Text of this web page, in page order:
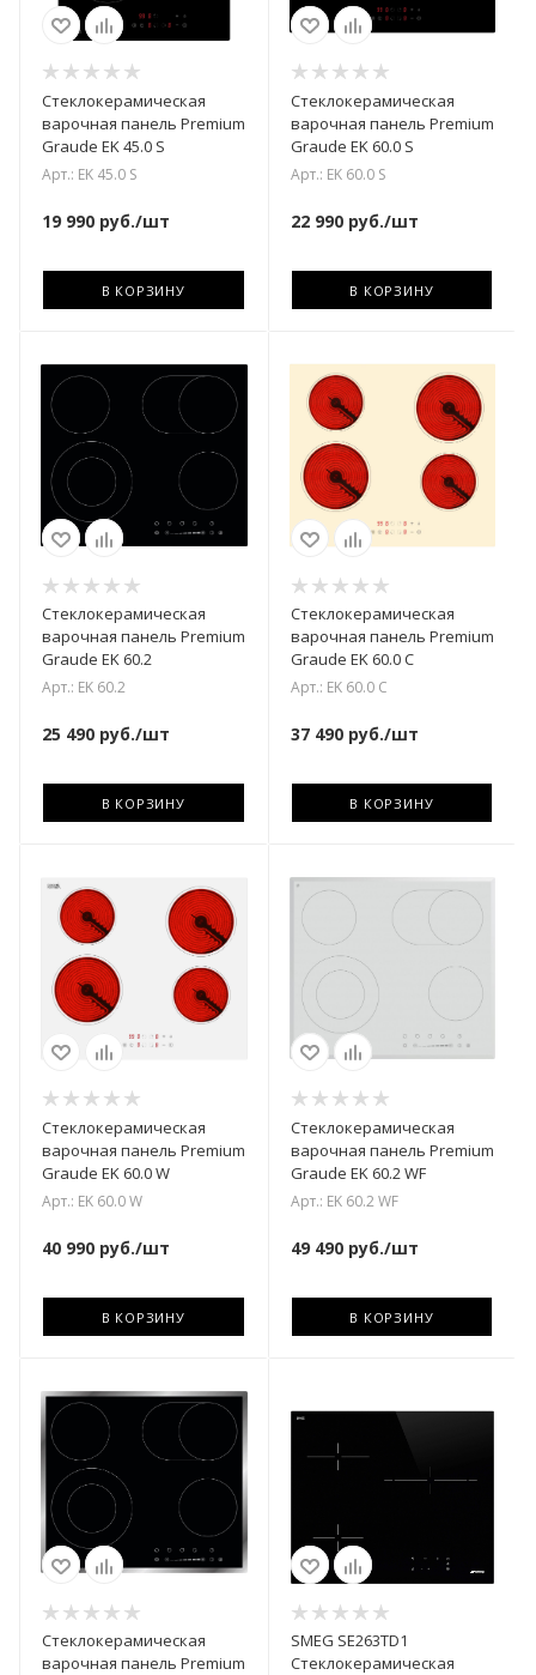
Стеклокерамическая
варочная панель Premium
Graude EK 45.0 S
Арт.: EK 45.0 S
19 990 руб./шт
В КОРЗИНУ
Стеклокерамическая
варочная панель Premium
Graude EK 60.0 S
Арт.: EK 60.0 S
22 990руб./шт
В КОРЗИНУ
Стеклокерамическая
варочная панель Premium
Graude EK 60.2
Арт.: EK 60.2
25 490 руб./шт
В КОРЗИНУ
Стеклокерамическая
варочная панель Premium
Graude EK 60.0 C
Арт.: EK 60.0 C
37 490руб./шт
В КОРЗИНУ
Стеклокерамическая
варочная панель Premium
Graude EK 60.0 W
Арт.: EK 60.0 W
40 990 руб./шт
В КОРЗИНУ
Стеклокерамическая
варочная панель Premium
Graude EK 60.2 WF
Арт.: EK 60.2 WF
49 490руб./шт
В КОРЗИНУ
Стеклокерамическая
варочная панель Premium
SMEG SE263TD1
Cтеклокерамическая